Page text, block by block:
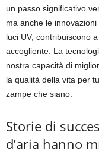
un passo significativo
ma anche le
luci UV, contribuiscono
accogliente. La
nostra capacità di
la qualità della vita per
zampe che siano.
Storie di
d’aria hanno